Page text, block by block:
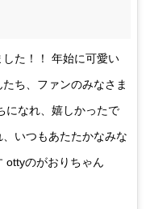
た！！ 年始に可愛い
ち、ファンのみなさま
になれ、嬉しかったで
いつもあたたかなみな
ottyのがおりちゃん